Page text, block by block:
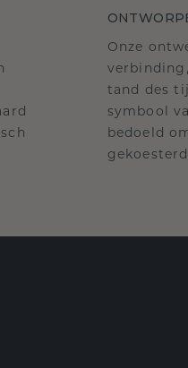
Onze
tand des
symbool
bedoeld